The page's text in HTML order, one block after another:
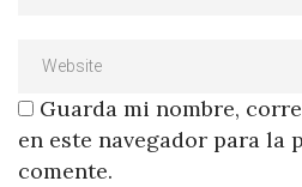
Guarda mi nombre,
en este navegador para la
comente.